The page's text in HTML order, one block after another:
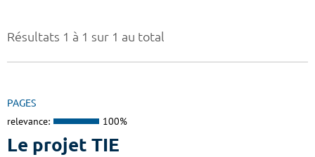
Résultats 1 à 1 sur 1 au total
PAGES
relevance: 100%
Le projet TIE